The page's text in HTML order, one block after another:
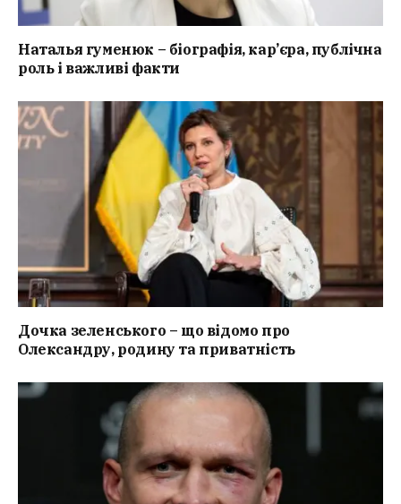
Наталья гуменюк – біографія, кар’єра, публічна
роль і важливі факти
Дочка зеленського – що відомо про
Олександру, родину та приватність